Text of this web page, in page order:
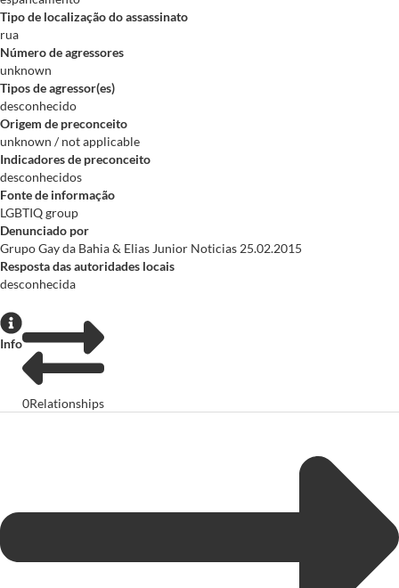
Tipo de localização do assassinato
rua
Número de agressores
unknown
Tipos de agressor(es)
desconhecido
Origem de preconceito
unknown / not applicable
Indicadores de preconceito
desconhecidos
Fonte de informação
LGBTIQ group
Denunciado por
Grupo Gay da Bahia & Elias Junior Noticias 25.02.2015
Resposta das autoridades locais
desconhecida
Info
0Relationships